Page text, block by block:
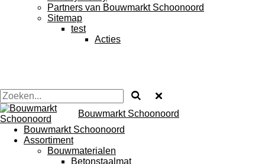
Partners van Bouwmarkt Schoonoord
Sitemap
test
Acties
Bouwmarkt Schoonoord
Bouwmarkt Schoonoord
Assortiment
Bouwmaterialen
Betonstaalmat